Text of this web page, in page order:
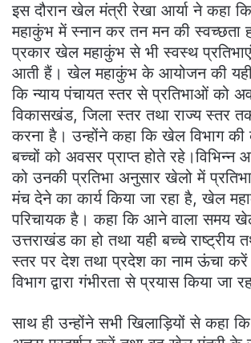
इस दौरान खेल मंत्री रेखा आर्या ने कहा
महाकुंभ में स्नान कर तन मन की स्वच्छता
प्रकार खेल महाकुंभ से भी स्वस्थ
आती हैं। खेल महाकुंभ के आयोजन की यही
कि न्याय पंचायत स्तर से प्रतिभाओं को
विकासखंड, जिला स्तर तथा राज्य स्तर
करना है। उन्होंने कहा कि खेल विभाग की
बच्चों को अवसर प्राप्त होते रहे।विभिन्न
को उनकी प्रतिभा अनुसार खेलो में
मंच देने का कार्य किया जा रहा है, खेल
परिचायक है। कहा कि आने वाला समय
उत्तराखंड का हो तथा यही बच्चे राष्ट्रीय
स्तर पर देश तथा प्रदेश का नाम ऊंचा
विभाग द्वारा गंभीरता से प्रयास किया जा
साथ ही उन्होंने सभी खिलाड़ियों से कहा